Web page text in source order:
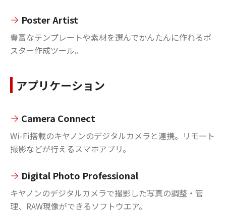
Poster Artist
豊富なテンプレートや素材を選んでかんたんに作れるポ
スター作成ツール。
アプリケーション
Camera Connect
Wi-Fi搭載のキヤノンのデジタルカメラと連携。リモート
撮影などが行えるスマホアプリ。
Digital Photo Professional
キヤノンのデジタルカメラで撮影した写真の調整・管
理、RAW現像ができるソフトウエア。